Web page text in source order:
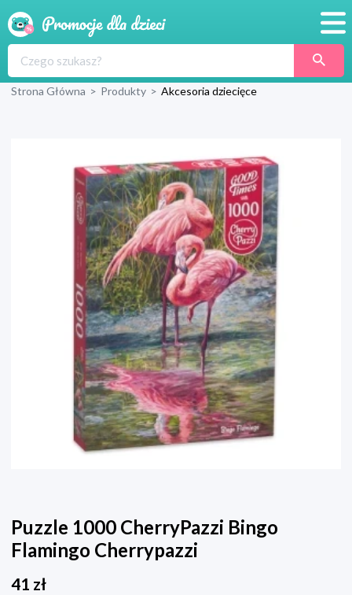
Produkty
Blog
Wyprawka
Strona Główna > Produkty > Akcesoria dziecięce
Puzzle 1000 CherryPazzi Bingo
Flamingo Cherrypazzi
41 zł